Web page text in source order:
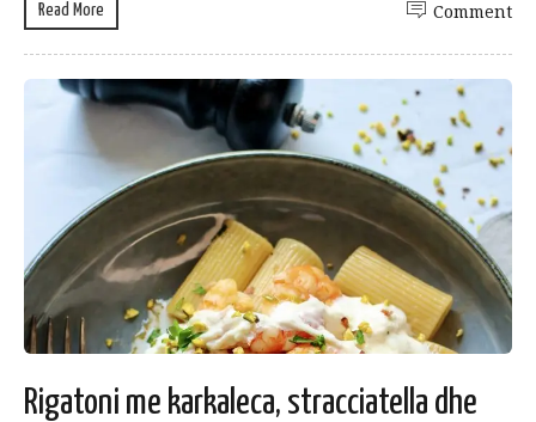
Read More Comment
Rigatoni me karkaleca, stracciatella dhe